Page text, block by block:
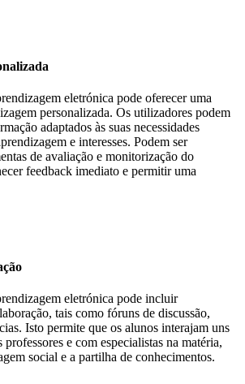
eletrónica pode oferecer uma
personalizada. Os utilizadores podem
adaptados às suas necessidades
e interesses. Podem ser
de avaliação e monitorização do
feedback imediato e permitir uma
eletrónica pode incluir
tais como fóruns de discussão,
Isto permite que os alunos interajam uns
e com especialistas na matéria,
social e a partilha de conhecimentos.